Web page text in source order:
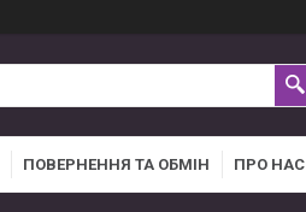
ПОВЕРНЕННЯ ТА ОБМІН ПРО НАС